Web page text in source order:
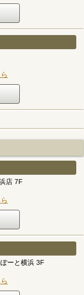
店 7F
ーと横浜 3F